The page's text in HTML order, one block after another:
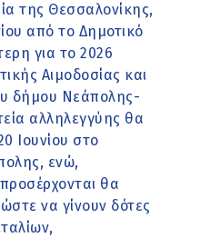
της Θεσσαλονίκης,
από το Δημοτικό
για το 2026
Αιμοδοσίας και
δήμου Νεάπολης-
αλληλεγγύης θα
Ιουνίου στο
ενώ,
θα
να γίνουν δότες